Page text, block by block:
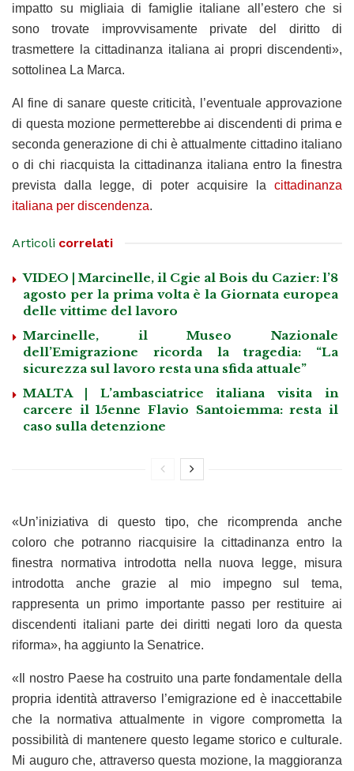
impatto su migliaia di famiglie italiane all’estero che si
sono trovate improvvisamente private del diritto di
trasmettere la cittadinanza italiana ai propri discendenti»,
sottolinea La Marca.
Al fine di sanare queste criticità, l’eventuale approvazione
di questa mozione permetterebbe ai discendenti di prima e
seconda generazione di chi è attualmente cittadino italiano
o di chi riacquista la cittadinanza italiana entro la finestra
prevista dalla legge, di poter acquisire la cittadinanza
italiana per discendenza.
Articoli correlati
VIDEO | Marcinelle, il Cgie al Bois du Cazier: l’8
agosto per la prima volta è la Giornata europea
delle vittime del lavoro
Marcinelle, il Museo Nazionale
dell’Emigrazione ricorda la tragedia: “La
sicurezza sul lavoro resta una sfida attuale”
MALTA | L’ambasciatrice italiana visita in
carcere il 15enne Flavio Santoiemma: resta il
caso sulla detenzione
«Un’iniziativa di questo tipo, che ricomprenda anche
coloro che potranno riacquisire la cittadinanza entro la
finestra normativa introdotta nella nuova legge, misura
introdotta anche grazie al mio impegno sul tema,
rappresenta un primo importante passo per restituire ai
discendenti italiani parte dei diritti negati loro da questa
riforma», ha aggiunto la Senatrice.
«Il nostro Paese ha costruito una parte fondamentale della
propria identità attraverso l’emigrazione ed è inaccettabile
che la normativa attualmente in vigore comprometta la
possibilità di mantenere questo legame storico e culturale.
Mi auguro che, attraverso questa mozione, la maggioranza